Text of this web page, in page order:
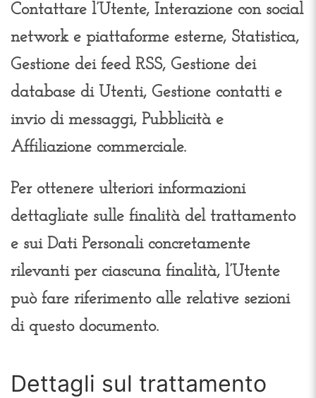
Contattare l’Utente, Interazione con social
network e piattaforme esterne, Statistica,
Gestione dei feed RSS, Gestione dei
database di Utenti, Gestione contatti e
invio di messaggi, Pubblicità e
Affiliazione commerciale.
Per ottenere ulteriori informazioni
dettagliate sulle finalità del trattamento
e sui Dati Personali concretamente
rilevanti per ciascuna finalità, l’Utente
può fare riferimento alle relative sezioni
di questo documento.
Dettagli sul trattamento